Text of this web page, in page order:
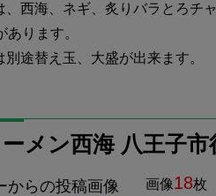
、西海、ネギ、炙りバラとろチ
あります。
別途替え玉、大盛が出来ます。
メン西海 八王子
からの投稿画像 画像18枚